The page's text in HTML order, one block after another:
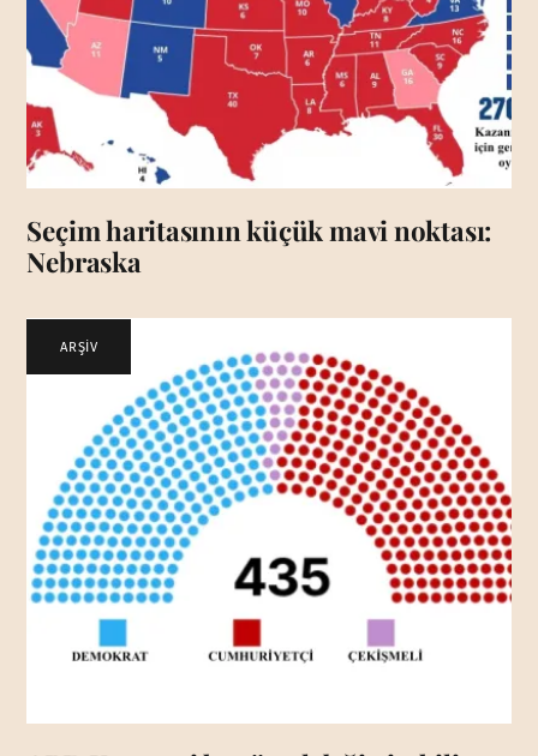
Seçim haritasının küçük mavi noktası:
Nebraska
ARŞİV